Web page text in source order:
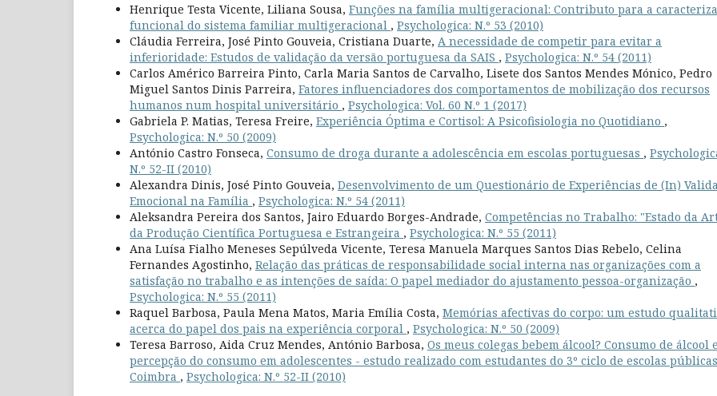
Henrique Testa Vicente, Liliana Sousa, Funções na família multigeracional: Contributo para a
funcional do sistema familiar multigeracional , Psychologica: N.º 53 (2010)
Cláudia Ferreira, José Pinto Gouveia, Cristiana Duarte, A necessidade de competir para evitar a
inferioridade: Estudos de validação da versão portuguesa da SAIS , Psychologica: N.º 54 (2011)
Carlos Américo Barreira Pinto, Carla Maria Santos de Carvalho, Lisete dos Santos Mendes Mónico, Pedro
Miguel Santos Dinis Parreira, Fatores influenciadores dos comportamentos de mobilização dos recursos
humanos num hospital universitário , Psychologica: Vol. 60 N.º 1 (2017)
Gabriela P. Matias, Teresa Freire, Experiência Óptima e Cortisol: A Psicofisiologia no Quotidiano ,
Psychologica: N.º 50 (2009)
António Castro Fonseca, Consumo de droga durante a adolescência em escolas portuguesas ,
N.º 52-II (2010)
Alexandra Dinis, José Pinto Gouveia, Desenvolvimento de um Questionário de Experiências de (In)
Emocional na Família , Psychologica: N.º 54 (2011)
Aleksandra Pereira dos Santos, Jairo Eduardo Borges-Andrade, Competências no Trabalho: "Estado da
da Produção Científica Portuguesa e Estrangeira , Psychologica: N.º 55 (2011)
Ana Luísa Fialho Meneses Sepúlveda Vicente, Teresa Manuela Marques Santos Dias Rebelo, Celina
Fernandes Agostinho, Relação das práticas de responsabilidade social interna nas organizações com a
satisfação no trabalho e as intenções de saída: O papel mediador do ajustamento pessoa-organização ,
Psychologica: N.º 55 (2011)
Raquel Barbosa, Paula Mena Matos, Maria Emília Costa, Memórias afectivas do corpo: um estudo
acerca do papel dos pais na experiência corporal , Psychologica: N.º 50 (2009)
Teresa Barroso, Aida Cruz Mendes, António Barbosa, Os meus colegas bebem álcool? Consumo de álcool e
percepção do consumo em adolescentes - estudo realizado com estudantes do 3º ciclo de escolas
Coimbra , Psychologica: N.º 52-II (2010)